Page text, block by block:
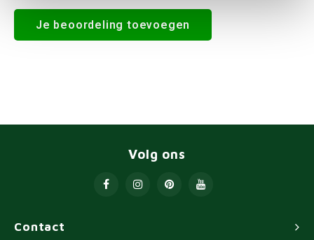
Je beoordeling toevoegen
Contact
Volg ons